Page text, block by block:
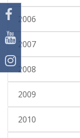
2006
2007
2008
2009
2010